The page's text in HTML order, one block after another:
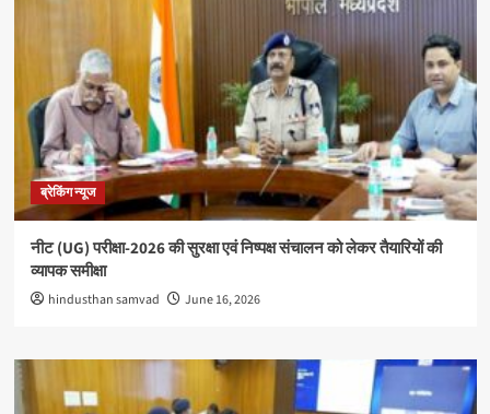
ब्रेकिंग न्यूज
नीट (UG) परीक्षा-2026 की सुरक्षा एवं निष्पक्ष संचालन को लेकर तैयारियों की
व्यापक समीक्षा
hindusthan samvad June 16, 2026